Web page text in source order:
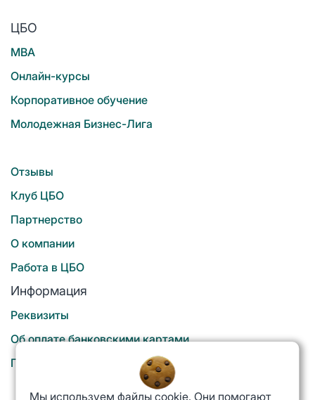
ЦБО
MBA
Онлайн-курсы
Корпоративное обучение
Молодежная Бизнес-Лига
Отзывы
Клуб ЦБО
Партнерство
О компании
Работа в ЦБО
Информация
Реквизиты
Об оплате банковскими картами
Политика конфиденциальности
Мы используем файлы cookie. Они помогают